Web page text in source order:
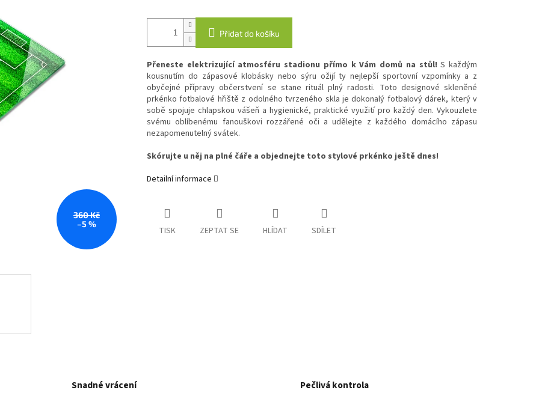
360 Kč
–5 %
Přidat do košíku
Přeneste elektrizující atmosféru stadionu přímo k Vám domů na stůl! S každým
kousnutím do zápasové klobásky nebo sýru ožijí ty nejlepší sportovní vzpomínky a z
obyčejné přípravy občerstvení se stane rituál plný radosti. Toto designové skleněné
prkénko fotbalové hřiště z odolného tvrzeného skla je dokonalý fotbalový dárek, který v
sobě spojuje chlapskou vášeň a hygienické, praktické využití pro každý den. Vykouzlete
svému oblíbenému fanouškovi rozzářené oči a udělejte z každého domácího zápasu
nezapomenutelný svátek.
Skórujte u něj na plné čáře a objednejte toto stylové prkénko ještě dnes!
Detailní informace
TISK ZEPTAT SE HLÍDAT SDÍLET
Snadné vrácení Pečlivá kontrola